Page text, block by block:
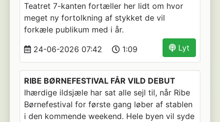
Teatret 7-kanten fortæller her lidt om hvor
meget ny fortolkning af stykket de vil
forkæle publikum med i år.
Lyt
24-06-2026 07:42 1:09
RIBE BØRNEFESTIVAL FÅR VILD DEBUT
Ihærdige ildsjæle har sat alle sejl til, når Ribe
Børnefestival for første gang løber af stablen
i den kommende weekend. Hele byen vil syde